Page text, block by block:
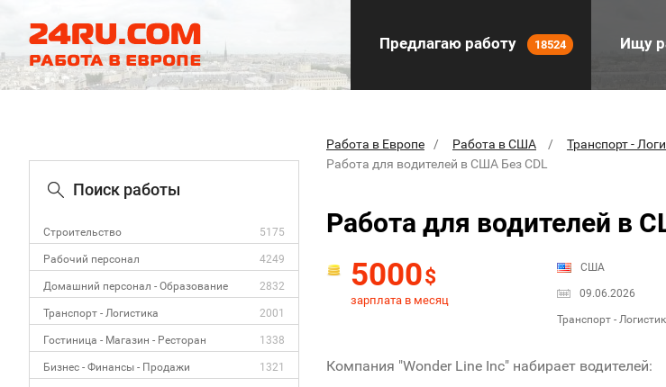
Предлагаю работу 18524 Ищу
Поиск работы
Строительство 5175
Рабочий персонал 4249
Домашний персонал - Образование 2832
Транспорт - Логистика 2001
Гостиница - Магазин - Ресторан 1338
Бизнес - Финансы - Продажи 1321
Работа в Европе Работа в США Транспорт -
Работа для водителей в США Без CDL
Работа для водителей в
5000$
зарплата в месяц
США
09.06.2026
Транспорт -
Компания "Wonder Line Inc" набирает водителей: